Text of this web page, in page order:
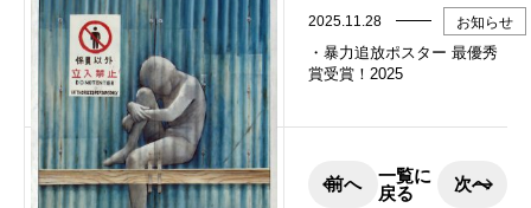
2025.11.28 お知らせ
・暴力追放ポスター 最優秀
賞受賞！2025
前へ
一覧に
戻る
次へ